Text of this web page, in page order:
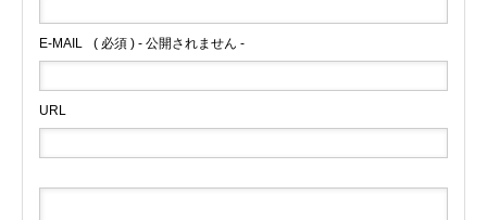
E-MAIL ( 必須 ) - 公開されません -
URL